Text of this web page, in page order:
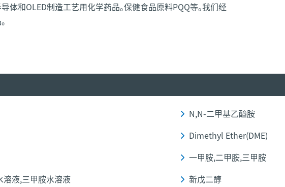
体和OLED制造工艺用化学药品。保健食品原料PQQ等。我们经
N,N-二甲基乙醯胺
Dimethyl Ether(DME)
一甲胺,二甲胺,三甲胺
液,三甲胺水溶液
新戊二醇